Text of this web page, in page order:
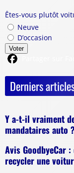
Êtes-vous plutôt
Neuve
D’occasion
Voter
Derniers
Y a-t-il vraiment
mandataires auto ?
Avis GoodbyeCar
recycler une